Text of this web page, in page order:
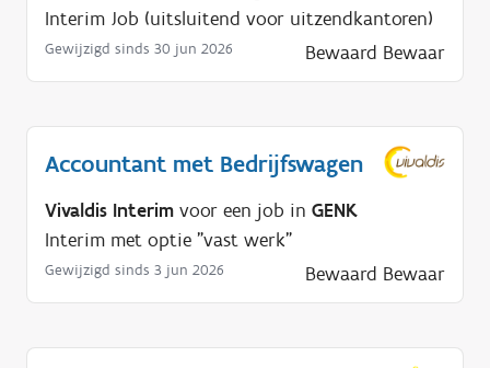
Interim Job (uitsluitend voor uitzendkantoren)
Gewijzigd sinds 30 jun 2026 Bewaard Bewaar
Accountant met Bedrijfswagen
Vivaldis Interim voor een job in GENK
Interim met optie "vast werk"
Gewijzigd sinds 3 jun 2026 Bewaard Bewaar